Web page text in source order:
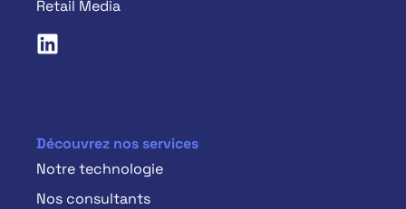
Retail Media
Découvrez nos services
Notre technologie
Nos consultants